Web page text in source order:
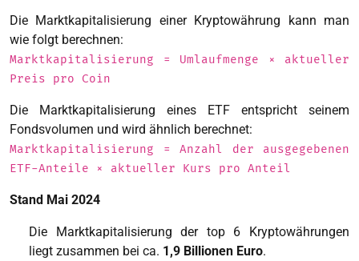
Die Marktkapitalisierung einer Kryptowährung kann man
wie folgt berechnen:
Marktkapitalisierung = Umlaufmenge × aktueller
Preis pro Coin
Die Marktkapitalisierung eines ETF entspricht seinem
Fondsvolumen und wird ähnlich berechnet:
Marktkapitalisierung = Anzahl der ausgegebenen
ETF-Anteile × aktueller Kurs pro Anteil
Stand Mai 2024
Die Marktkapitalisierung der top 6 Kryptowährungen
liegt zusammen bei ca. 1,9 Billionen Euro.